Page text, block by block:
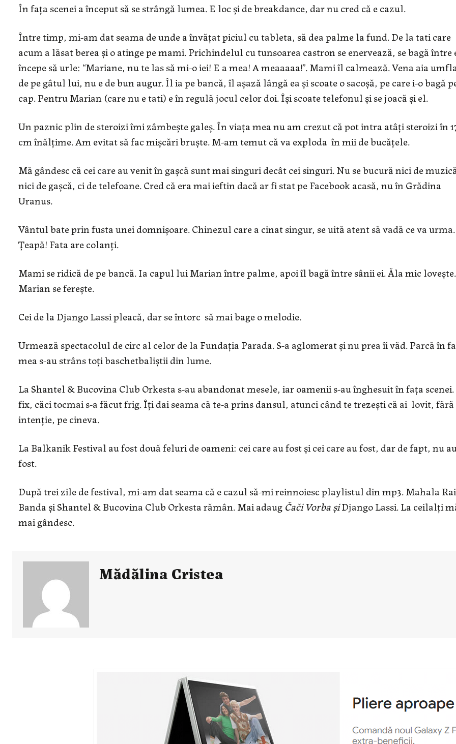
În fața scenei a început să se strângă lumea. E loc și de breakdance, dar nu cred că e cazul.
Între timp, mi-am dat seama de unde a învățat piciul cu tableta, să dea palme la fund. De la tati care
acum a lăsat berea și o atinge pe mami. Prichindelul cu tunsoarea castron se enervează, se bagă între
începe să urle: “Mariane, nu te las să mi-o iei! E a mea! A meaaaaa!”. Mami îl calmează. Vena aia
de pe gâtul lui, nu e de bun augur. Îl ia pe bancă, îl așază lângă ea și scoate o sacoșă, pe care i-o bagă
cap. Pentru Marian (care nu e tati) e în regulă jocul celor doi. Își scoate telefonul și se joacă și el.
Un paznic plin de steroizi îmi zâmbește galeș. În viața mea nu am crezut că pot intra atâți steroizi în
cm înălțime. Am evitat să fac mișcări bruște. M-am temut că va exploda în mii de bucățele.
Mă gândesc că cei care au venit în gașcă sunt mai singuri decât cei singuri. Nu se bucură nici de
nici de gașcă, ci de telefoane. Cred că era mai ieftin dacă ar fi stat pe Facebook acasă, nu în Grădina
Uranus.
Vântul bate prin fusta unei domnișoare. Chinezul care a cinat singur, se uită atent să vadă ce va urma.
Țeapă! Fata are colanți.
Mami se ridică de pe bancă. Ia capul lui Marian între palme, apoi îl bagă între sânii ei. Ăla mic lovește.
Marian se ferește.
Cei de la Django Lassi pleacă, dar se întorc să mai bage o melodie.
Urmează spectacolul de circ al celor de la Fundația Parada. S-a aglomerat și nu prea îi văd. Parcă în
mea s-au strâns toți baschetbaliștii din lume.
La Shantel & Bucovina Club Orkesta s-au abandonat mesele, iar oamenii s-au înghesuit în fața scenei.
fix, căci tocmai s-a făcut frig. Îți dai seama că te-a prins dansul, atunci când te trezești că ai lovit, fără
intenție, pe cineva.
La Balkanik Festival au fost două feluri de oameni: cei care au fost și cei care au fost, dar de fapt, nu
fost.
După trei zile de festival, mi-am dat seama că e cazul să-mi reinnoiesc playlistul din mp3. Mahala Rai
Banda și Shantel & Bucovina Club Orkesta rămân. Mai adaug Čači Vorba șiDjango Lassi. La ceilalți
mai gândesc.
Mădălina Cristea